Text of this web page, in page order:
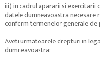
iii) in cadrul apararii si
datele dumneavoastra
conform termenelor generale de
Aveti urmatoarele drepturi in
dumneavoastra: